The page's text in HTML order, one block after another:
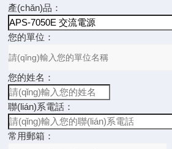
產(chǎn)品：
您的單位：
您的姓名：
聯(lián)系電話：
常用郵箱：